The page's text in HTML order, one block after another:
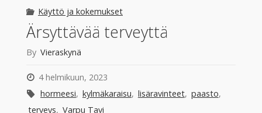
Käyttö ja kokemukset
Ärsyttävää terveyttä
By Vieraskynä
4 helmikuun, 2023
hormeesi, kylmäkaraisu, lisäravinteet, paasto,
terveys, Varpu Tavi